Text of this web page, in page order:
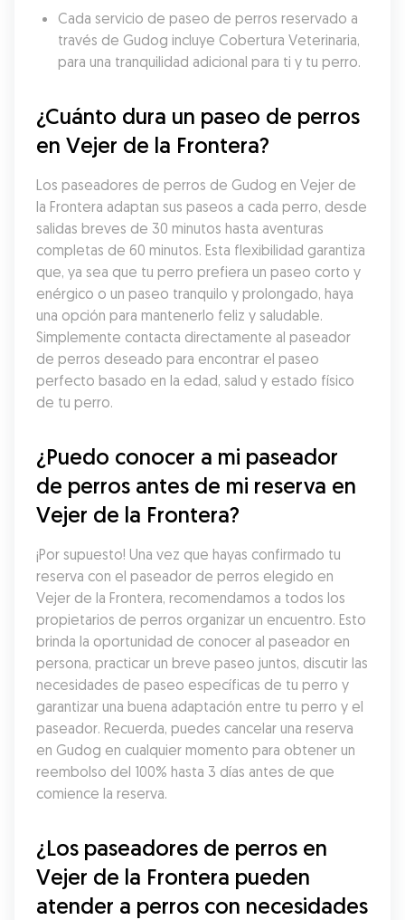
Cada servicio de paseo de perros reservado a
través de Gudog incluye Cobertura Veterinaria,
para una tranquilidad adicional para ti y tu perro.
¿Cuánto dura un paseo de perros
en Vejer de la Frontera?
Los paseadores de perros de Gudog en Vejer de
la Frontera adaptan sus paseos a cada perro, desde
salidas breves de 30 minutos hasta aventuras
completas de 60 minutos. Esta flexibilidad garantiza
que, ya sea que tu perro prefiera un paseo corto y
enérgico o un paseo tranquilo y prolongado, haya
una opción para mantenerlo feliz y saludable.
Simplemente contacta directamente al paseador
de perros deseado para encontrar el paseo
perfecto basado en la edad, salud y estado físico
de tu perro.
¿Puedo conocer a mi paseador
de perros antes de mi reserva en
Vejer de la Frontera?
¡Por supuesto! Una vez que hayas confirmado tu
reserva con el paseador de perros elegido en
Vejer de la Frontera, recomendamos a todos los
propietarios de perros organizar un encuentro. Esto
brinda la oportunidad de conocer al paseador en
persona, practicar un breve paseo juntos, discutir las
necesidades de paseo específicas de tu perro y
garantizar una buena adaptación entre tu perro y el
paseador. Recuerda, puedes cancelar una reserva
en Gudog en cualquier momento para obtener un
reembolso del 100% hasta 3 días antes de que
comience la reserva.
¿Los paseadores de perros en
Vejer de la Frontera pueden
atender a perros con necesidades